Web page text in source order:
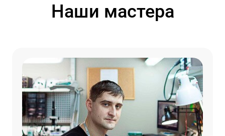
Наши мастера